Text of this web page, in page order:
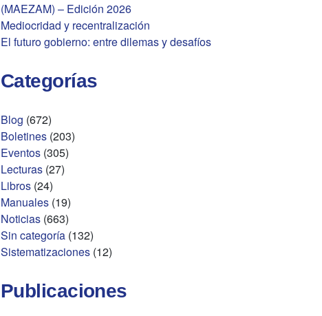
(MAEZAM) – Edición 2026
Mediocridad y recentralización
El futuro gobierno: entre dilemas y desafíos
Categorías
Blog (672)
Boletines (203)
Eventos (305)
Lecturas (27)
Libros (24)
Manuales (19)
Noticias (663)
Sin categoría (132)
Sistematizaciones (12)
Publicaciones